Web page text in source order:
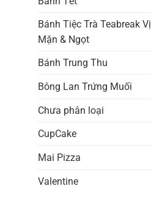
Bánh Tiệc Trà Teabreak Vị
Mặn & Ngọt
Bánh Trung Thu
Bông Lan Trứng Muối
Chưa phân loại
CupCake
Mai Pizza
Valentine